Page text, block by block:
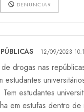
DENUNCIAR
12/09/2023
drogas nas
estudantes
estudantes
em estufas dentro de